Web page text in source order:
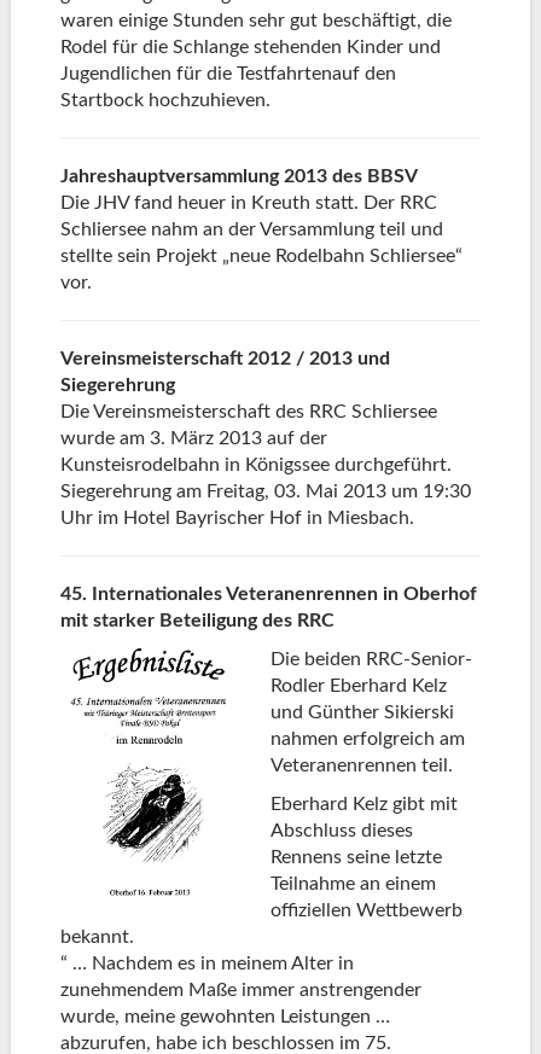
waren einige Stunden sehr gut beschäftigt, die
Rodel für die Schlange stehenden Kinder und
Jugendlichen für die Testfahrtenauf den
Startbock hochzuhieven.
Jahreshauptversammlung 2013 des BBSV
Die JHV fand heuer in Kreuth statt. Der RRC
Schliersee nahm an der Versammlung teil und
stellte sein Projekt „neue Rodelbahn Schliersee“
vor.
Vereinsmeisterschaft 2012 / 2013 und
Siegerehrung
Die Vereinsmeisterschaft des RRC Schliersee
wurde am 3. März 2013 auf der
Kunsteisrodelbahn in Königssee durchgeführt.
Siegerehrung am Freitag, 03. Mai 2013 um 19:30
Uhr im Hotel Bayrischer Hof in Miesbach.
45. Internationales Veteranenrennen in Oberhof
mit starker Beteiligung des RRC
Die beiden RRC-Senior-
Rodler Eberhard Kelz
und Günther Sikierski
nahmen erfolgreich am
Veteranenrennen teil.
Eberhard Kelz gibt mit
Abschluss dieses
Rennens seine letzte
Teilnahme an einem
offiziellen Wettbewerb
bekannt.
“ … Nachdem es in meinem Alter in
zunehmendem Maße immer anstrengender
wurde, meine gewohnten Leistungen …
abzurufen, habe ich beschlossen im 75.